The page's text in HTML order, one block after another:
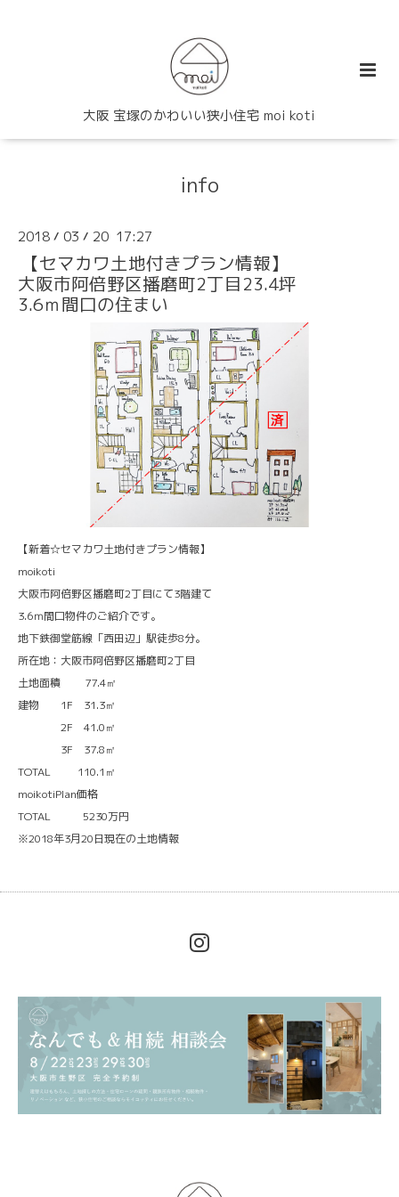
大阪 宝塚のかわいい狭小住宅 moi koti
info
2018 / 03 / 20 17:27
【セマカワ土地付きプラン情報】
大阪市阿倍野区播磨町2丁目23.4坪
3.6ｍ間口の住まい
【新着☆セマカワ土地付きプラン情報】
moikoti
大阪市阿倍野区播磨町2丁目にて3階建て
3.6ｍ間口物件のご紹介です。
地下鉄御堂筋線「西田辺」駅徒歩8分。
所在地：大阪市阿倍野区播磨町2丁目
土地面積 77.4㎡
建物 1F 31.3㎡
2F 41.0㎡
3F 37.8㎡
TOTAL 110.1㎡
moikotiPlan価格
TOTAL 5230万円
※2018年3月20日現在の土地情報